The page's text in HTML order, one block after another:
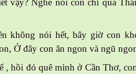
vậy? Nghe nói con chỉ qua
không nói hết, bây giờ con
Ở đây con ăn ngon và ngũ
, hồi đó quê mình ở Cần Thơ,